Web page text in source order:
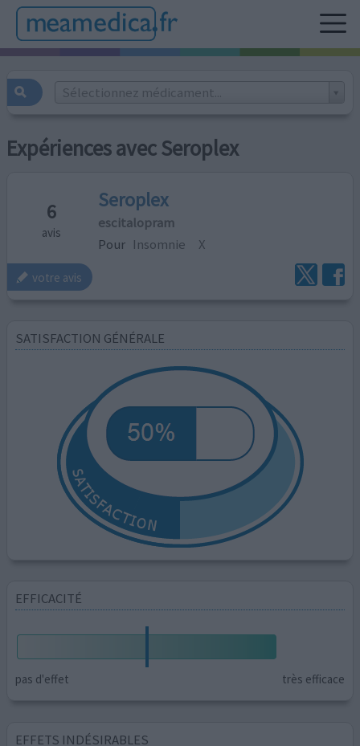
Sélectionnez médicament...
Expériences avec Seroplex
6
avis
Seroplex
escitalopram
Pour Insomnie X
votre avis
SATISFACTION GÉNÉRALE
EFFICACITÉ
pas d'effet très efficace
EFFETS INDÉSIRABLES